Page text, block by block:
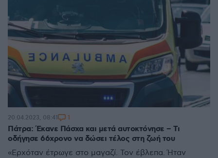
Πάτρα: Έκανε Πάσχα και μετά αυτοκτόνησε – Τι
οδήγησε 66χρονο να δώσει τέλος στη ζωή του
«Ερχόταν έτρωγε στο μαγαζί. Τον έβλεπα. Ήταν
20.04.2023, 08:41 1